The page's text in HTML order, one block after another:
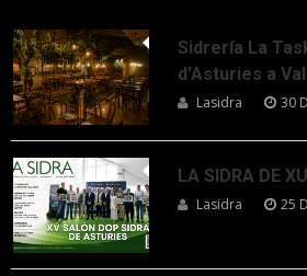
Sidrería La
d’Asturies a
Lasidra 30
LA SIDRA DE
Lasidra 25